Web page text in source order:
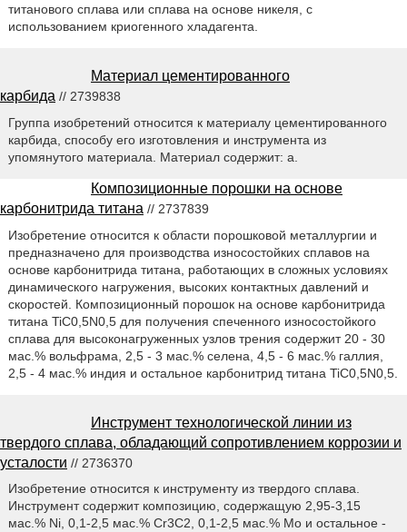
титанового сплава или сплава на основе никеля, с
использованием криогенного хладагента.
Материал цементированного
карбида // 2739838
Группа изобретений относится к материалу цементированного
карбида, способу его изготовления и инструмента из
упомянутого материала. Материал содержит: а.
Композиционные порошки на основе
карбонитрида титана // 2737839
Изобретение относится к области порошковой металлургии и
предназначено для производства износостойких сплавов на
основе карбонитрида титана, работающих в сложных условиях
динамического нагружения, высоких контактных давлений и
скоростей. Композиционный порошок на основе карбонитрида
титана TiC0,5N0,5 для получения спеченного износостойкого
сплава для высоконагруженных узлов трения содержит 20 - 30
мас.% вольфрама, 2,5 - 3 мас.% селена, 4,5 - 6 мас.% галлия,
2,5 - 4 мас.% индия и остальное карбонитрид титана TiC0,5N0,5.
Инструмент технологической линии из
твердого сплава, обладающий сопротивлением коррозии и
усталости // 2736370
Изобретение относится к инструменту из твердого сплава.
Инструмент содержит композицию, содержащую 2,95-3,15
мас.% Ni, 0,1-2,5 мас.% Сr3С2, 0,1-2,5 мас.% Мо и остальное -